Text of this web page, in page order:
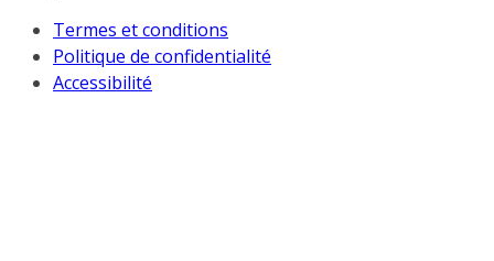
Termes et conditions
Politique de confidentialité
Accessibilité